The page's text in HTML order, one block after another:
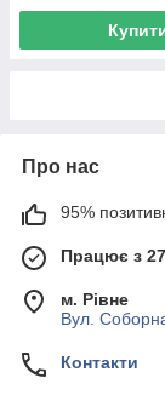
Про нас
95%
Працює з
м. Рівне
Вул.
Контакти